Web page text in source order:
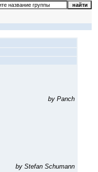
by Panch
by Stefan Schumann